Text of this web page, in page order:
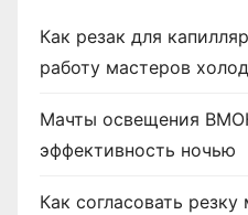
Как резак для
работу мастеров
Мачты освещения
эффективность ночью
Как согласовать